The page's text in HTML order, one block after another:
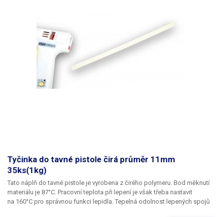
Tyčinka do tavné pistole čirá průměr 11mm
35ks(1kg)
Tato náplň do tavné pistole je vyrobena z čirého polymeru. Bod měknutí
materiálu je 87°C. Pracovní teplota při lepení je však třeba nastavit
na 160°C pro správnou funkci lepidla. Tepelná odolnost lepených spojů